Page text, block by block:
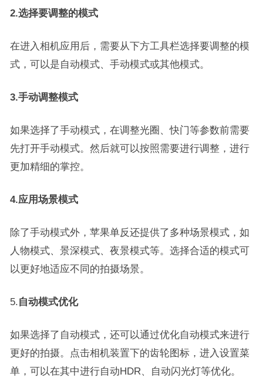
2.选择要调整的模式
在进入相机应用后，需要从下方工具栏选择要调整的模
式，可以是自动模式、手动模式或其他模式。
3.手动调整模式
如果选择了手动模式，在调整光圈、快门等参数前需要
先打开手动模式。然后就可以按照需要进行调整，进行
更加精细的掌控。
4.应用场景模式
除了手动模式外，苹果单反还提供了多种场景模式，如
人物模式、景深模式、夜景模式等。选择合适的模式可
以更好地适应不同的拍摄场景。
5.自动模式优化
如果选择了自动模式，还可以通过优化自动模式来进行
更好的拍摄。点击相机装置下的齿轮图标，进入设置菜
单，可以在其中进行自动HDR、自动闪光灯等优化。